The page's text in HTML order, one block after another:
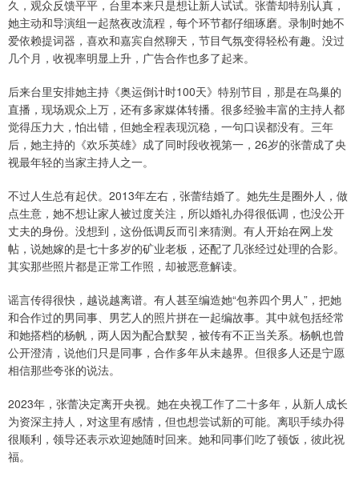
久，观众反馈平平，台里本来只是想让新人试试。张蕾却特别认真，
她主动和导演组一起熬夜改流程，每个环节都仔细琢磨。录制时她不
爱依赖提词器，喜欢和嘉宾自然聊天，节目气氛变得轻松有趣。没过
几个月，收视率明显上升，广告合作也多了起来。
后来台里安排她主持《奥运倒计时100天》特别节目，那是在鸟巢的
直播，现场观众上万，还有多家媒体转播。很多经验丰富的主持人都
觉得压力大，怕出错，但她全程表现沉稳，一句口误都没有。三年
后，她主持的《欢乐英雄》成了同时段收视第一，26岁的张蕾成了央
视最年轻的当家主持人之一。
不过人生总有起伏。2013年左右，张蕾结婚了。她先生是圈外人，做
点生意，她不想让家人被过度关注，所以婚礼办得很低调，也没公开
丈夫的身份。没想到，这份低调反而引来猜测。有人开始在网上发
帖，说她嫁的是七十多岁的矿业老板，还配了几张经过处理的合影。
其实那些照片都是正常工作照，却被恶意解读。
谣言传得很快，越说越离谱。有人甚至编造她“包养四个男人”，把她
和合作过的男同事、男艺人的照片拼在一起编故事。其中就包括经常
和她搭档的杨帆，两人因为配合默契，被传有不正当关系。杨帆也曾
公开澄清，说他们只是同事，合作多年从未越界。但很多人还是宁愿
相信那些夸张的说法。
2023年，张蕾决定离开央视。她在央视工作了二十多年，从新人成长
为资深主持人，对这里有感情，但也想尝试新的可能。离职手续办得
很顺利，领导还表示欢迎她随时回来。她和同事们吃了顿饭，彼此祝
福。